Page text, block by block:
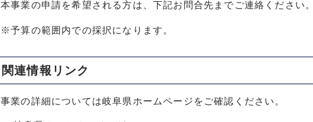
本事業の申請を希望される方は、下記お問合先までご連絡ください
※予算の範囲内での採択になります。
関連情報リンク
事業の詳細については岐阜県ホームページをご確認ください。